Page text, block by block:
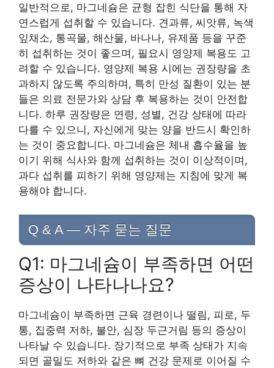
일반적으로, 마그네슘은 균형 잡힌 식단을 통해 자
연스럽게 섭취할 수 있습니다. 견과류, 씨앗류, 녹색
잎채소, 통곡물, 해산물, 바나나, 유제품 등을 꾸준
히 섭취하는 것이 좋으며, 필요시 영양제 복용도 고
려할 수 있습니다. 영양제 복용 시에는 권장량을 초
과하지 않도록 주의하며, 특히 만성 질환이 있는 분
들은 의료 전문가와 상담 후 복용하는 것이 안전합
니다. 하루 권장량은 연령, 성별, 건강 상태에 따라
다를 수 있으니, 자신에게 맞는 양을 반드시 확인하
는 것이 중요합니다. 마그네슘은 체내 흡수율을 높
이기 위해 식사와 함께 섭취하는 것이 이상적이며,
과다 섭취를 피하기 위해 영양제는 지침에 맞게 복
용해야 합니다.
Q & A — 자주 묻는 질문
Q1: 마그네슘이 부족하면 어떤
증상이 나타나나요?
마그네슘이 부족하면 근육 경련이나 떨림, 피로, 두
통, 집중력 저하, 불안, 심장 두근거림 등의 증상이
나타날 수 있습니다. 장기적으로 부족 상태가 지속
되면 골밀도 저하와 같은 뼈 건강 문제로 이어질 수